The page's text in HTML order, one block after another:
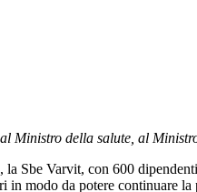
Ministro della salute, al
Varvit, con 600
in modo da potere continuare